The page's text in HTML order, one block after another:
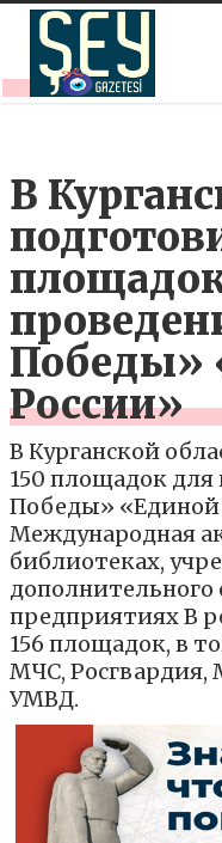
В
Победы»
России»
В Курганской
150 площадок
Победы» «Единой
Международная
библиотеках,
дополнительного
предприятиях В
156 площадок, в
МЧС, Росгвардия,
УМВД.